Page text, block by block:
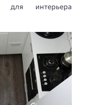
для интерьера